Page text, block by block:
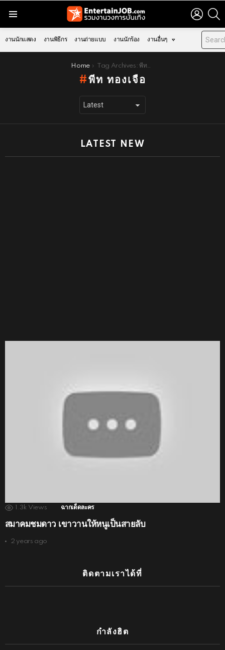
LOGIN
งานนักแสดง งานพิธีกร งานถ่ายแบบ งานนักร้อง งานอื่นๆ
Home Tag Archives: พีท ทองเจือ
พีท ทองเจือ
LATEST NEW
1.3k Views ฉากเด็ดละคร
สมาคมชมดาว เขาวานให้หนูเป็นสายลับ
2 years ago
ติดตามเราได้ที่
กำลังฮิต